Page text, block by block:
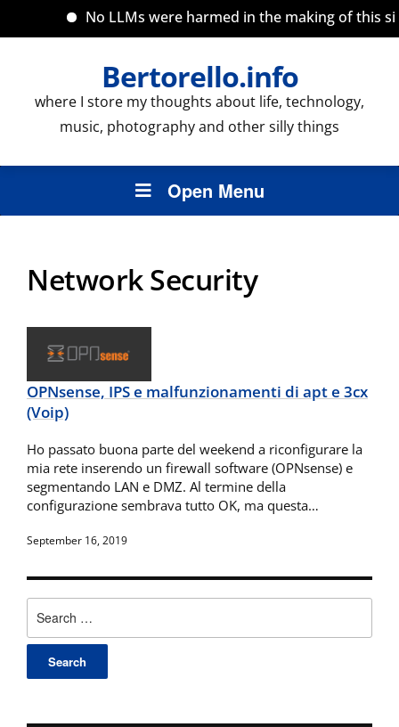
No LLMs were harmed in the making of this
Bertorello.info
where I store my thoughts about life, technology,
music, photography and other silly things
Open Menu
for:
Network Security
OPNsense, IPS e malfunzionamenti di apt e 3cx
(Voip)
Ho passato buona parte del weekend a riconfigurare la
mia rete inserendo un firewall software (OPNsense) e
segmentando LAN e DMZ. Al termine della
configurazione sembrava tutto OK, ma questa…
September 16, 2019